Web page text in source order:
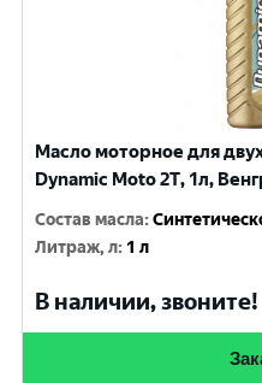
Масло моторное для
Dynamic Moto 2T, 1л,
Состав масла:
Литраж, л: 1 л
В наличии, звоните!